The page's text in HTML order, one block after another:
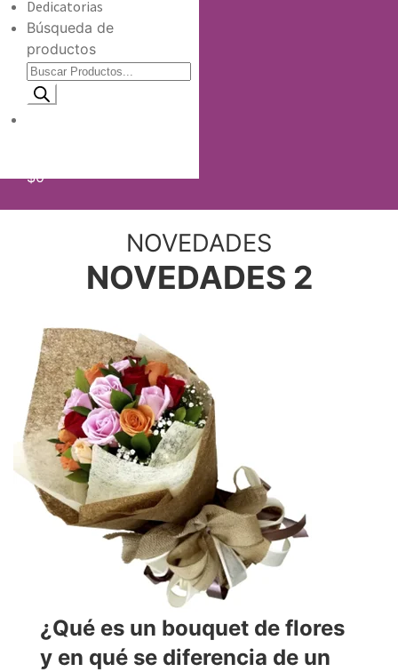
Dedicatorias
Búsqueda de
productos
$0
NOVEDADES
NOVEDADES 2
¿Qué es un bouquet de flores
y en qué se diferencia de un